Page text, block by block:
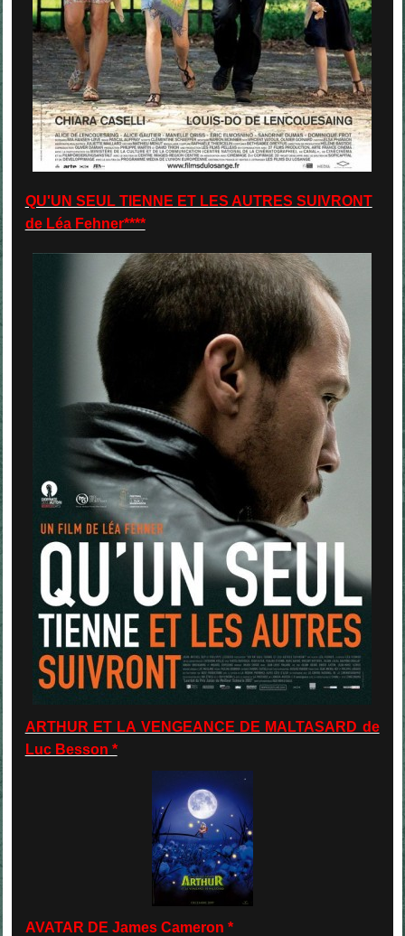
QU'UN SEUL TIENNE ET LES AUTRES SUIVRONT
de Léa Fehner****
ARTHUR ET LA VENGEANCE DE MALTASARD de
Luc Besson *
AVATAR DE James Cameron *